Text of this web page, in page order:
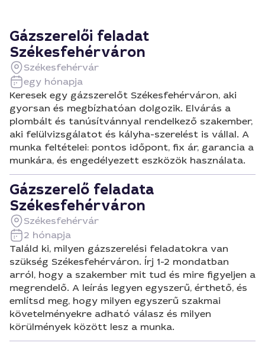
Gázszerelői feladat
Székesfehérváron
Székesfehérvár
egy hónapja
Keresek egy gázszerelőt Székesfehérváron, aki
gyorsan és megbízhatóan dolgozik. Elvárás a
plombált és tanúsítvánnyal rendelkező szakember,
aki felülvizsgálatot és kályha-szerelést is vállal. A
munka feltételei: pontos időpont, fix ár, garancia a
munkára, és engedélyezett eszközök használata.
Gázszerelő feladata
Székesfehérváron
Székesfehérvár
2 hónapja
Találd ki, milyen gázszerelési feladatokra van
szükség Székesfehérváron. Írj 1-2 mondatban
arról, hogy a szakember mit tud és mire figyeljen a
megrendelő. A leírás legyen egyszerű, érthető, és
említsd meg, hogy milyen egyszerű szakmai
követelményekre adható válasz és milyen
körülmények között lesz a munka.